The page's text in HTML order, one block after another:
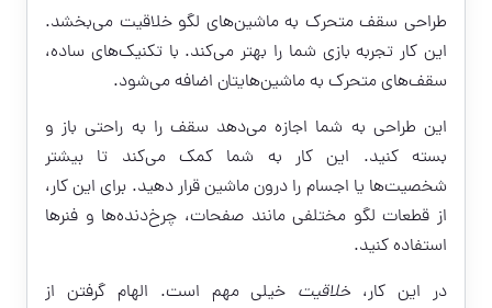
طراحی سقف متحرک به ماشین‌های لگو خلاقیت می‌بخشد.
این کار تجربه بازی شما را بهتر می‌کند. با تکنیک‌های ساده،
سقف‌های متحرک به ماشین‌هایتان اضافه می‌شود.
این طراحی به شما اجازه می‌دهد سقف را به راحتی باز و
بسته کنید. این کار به شما کمک می‌کند تا بیشتر
شخصیت‌ها یا اجسام را درون ماشین قرار دهید. برای این کار،
از قطعات لگو مختلفی مانند صفحات، چرخ‌دنده‌ها و فنرها
استفاده کنید.
در این کار، خلاقیت خیلی مهم است. الهام گرفتن از